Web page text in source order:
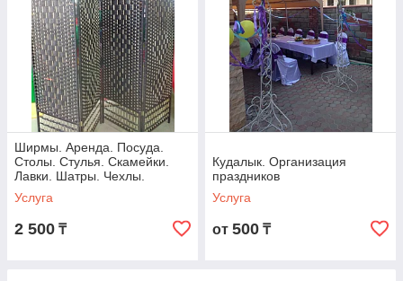
Ширмы. Аренда. Посуда.
Столы. Стулья. Скамейки.
Лавки. Шатры. Чехлы.
Скатерти. Казаны.
Услуга
2 500 ₸
Кудалык. Организация
праздников
Услуга
от 500 ₸